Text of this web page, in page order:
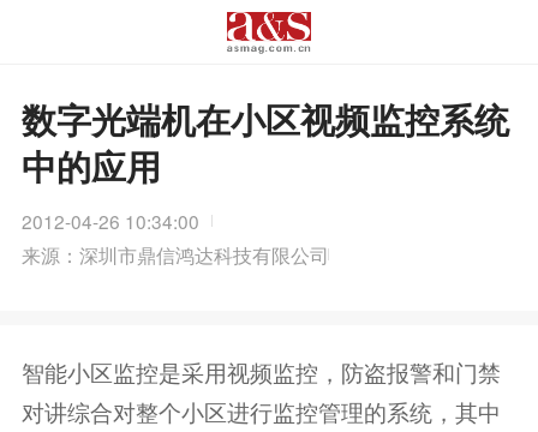
数字光端机在小区视频监控系统
中的应用
2012-04-26 10:34:00
来源：深圳市鼎信鸿达科技有限公司
智能小区监控是采用视频监控，防盗报警和门禁
对讲综合对整个小区进行监控管理的系统，其中